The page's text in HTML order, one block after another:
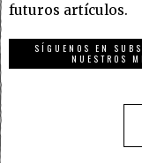
futuros artículos.
SÍGUENOS EN
NUESTROS